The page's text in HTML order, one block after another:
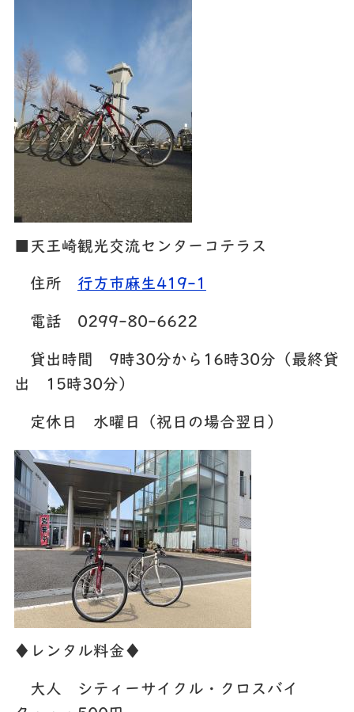
■天王崎観光交流センターコテラス
住所 行方市麻生419-1
電話 0299-80-6622
貸出時間 9時30分から16時30分（最終貸
出 15時30分）
定休日 水曜日（祝日の場合翌日）
♦レンタル料金♦
大人 シティーサイクル・クロスバイ